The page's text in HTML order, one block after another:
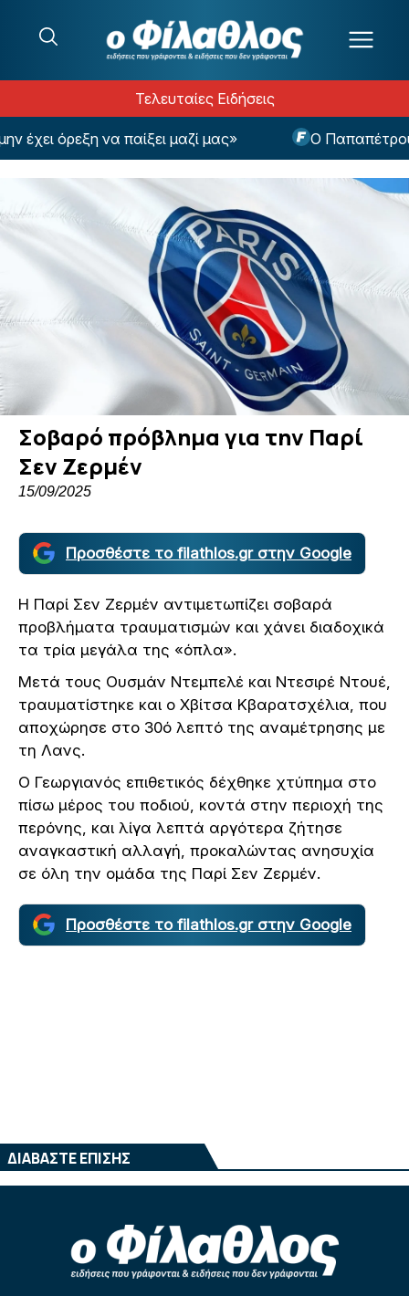
Τελευταίες Ειδήσεις
όρεξη να παίξει μαζί μας» Ο Παπαπέτρου
Σοβαρό πρόβλημα για την Παρί
Σεν Ζερμέν
15/09/2025
Προσθέστε το filathlos.gr στην Google
Η Παρί Σεν Ζερμέν αντιμετωπίζει σοβαρά
προβλήματα τραυματισμών και χάνει διαδοχικά
τα τρία μεγάλα της «όπλα».
Μετά τους Ουσμάν Ντεμπελέ και Ντεσιρέ Ντουέ,
τραυματίστηκε και ο Χβίτσα Κβαρατσχέλια, που
αποχώρησε στο 30ό λεπτό της αναμέτρησης με
τη Λανς.
Ο Γεωργιανός επιθετικός δέχθηκε χτύπημα στο
πίσω μέρος του ποδιού, κοντά στην περιοχή της
περόνης, και λίγα λεπτά αργότερα ζήτησε
αναγκαστική αλλαγή, προκαλώντας ανησυχία
σε όλη την ομάδα της Παρί Σεν Ζερμέν.
Προσθέστε το filathlos.gr στην Google
ΔΙΑΒΑΣΤΕ ΕΠΙΣΗΣ